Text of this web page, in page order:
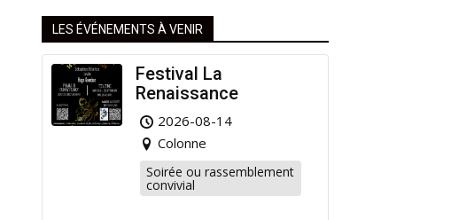
LES ÉVÉNEMENTS À VENIR
Festival La
Renaissance
2026-08-14
Colonne
Soirée ou rassemblement
convivial